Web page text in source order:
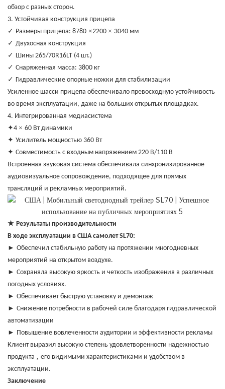
обзор с разных сторон.
3. Устойчивая конструкция прицепа
✓ Размеры прицепа: 8780 ×2200 × 3040 мм
✓ Двухосная конструкция
✓ Шины 265/70R16LT (4 шт.)
✓ Снаряженная масса: 3800 кг
✓ Гидравлические опорные ножки для стабилизации
Усиленное шасси прицепа обеспечивало превосходную устойчивость
во время эксплуатации, даже на больших открытых площадках.
4. Интегрированная медиасистема
✦4 × 60 Вт динамики
✦ Усилитель мощностью 360 Вт
✦ Совместимость с входным напряжением 220 В/110 В
Встроенная звуковая система обеспечивала синхронизированное
аудиовизуальное сопровождение, подходящее для прямых
трансляций и рекламных мероприятий.
★ Результаты производительности
В ходе эксплуатации в США самолет SL70:
► Обеспечил стабильную работу на протяжении многодневных
мероприятий на открытом воздухе.
► Сохраняла высокую яркость и четкость изображения в различных
погодных условиях.
► Обеспечивает быструю установку и демонтаж
► Снижение потребности в рабочей силе благодаря гидравлической
автоматизации
► Повышение вовлеченности аудитории и эффективности рекламы
Клиент выразил высокую степень удовлетворенности надежностью
продукта , его видимыми характеристиками и удобством в
эксплуатации.
Заключение